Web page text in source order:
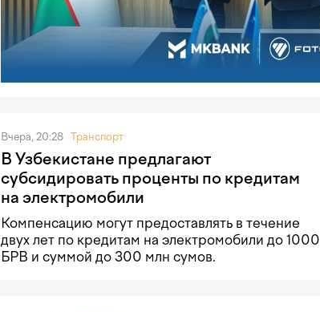
Вчера, 20:28 Транспорт
В Узбекистане предлагают
субсидировать проценты по кредитам
на электромобили
Компенсацию могут предоставлять в течение
двух лет по кредитам на электромобили до 1000
БРВ и суммой до 300 млн сумов.